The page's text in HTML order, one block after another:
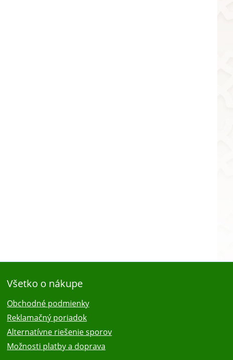
Všetko o nákupe
Obchodné podmienky
Reklamačný poriadok
Alternatívne riešenie sporov
Možnosti platby a doprava